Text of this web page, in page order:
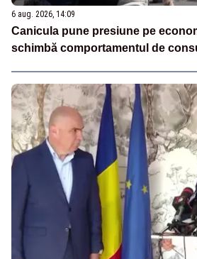
6 aug. 2026, 14:09
Canicula pune presiune pe
schimbă comportamentul de